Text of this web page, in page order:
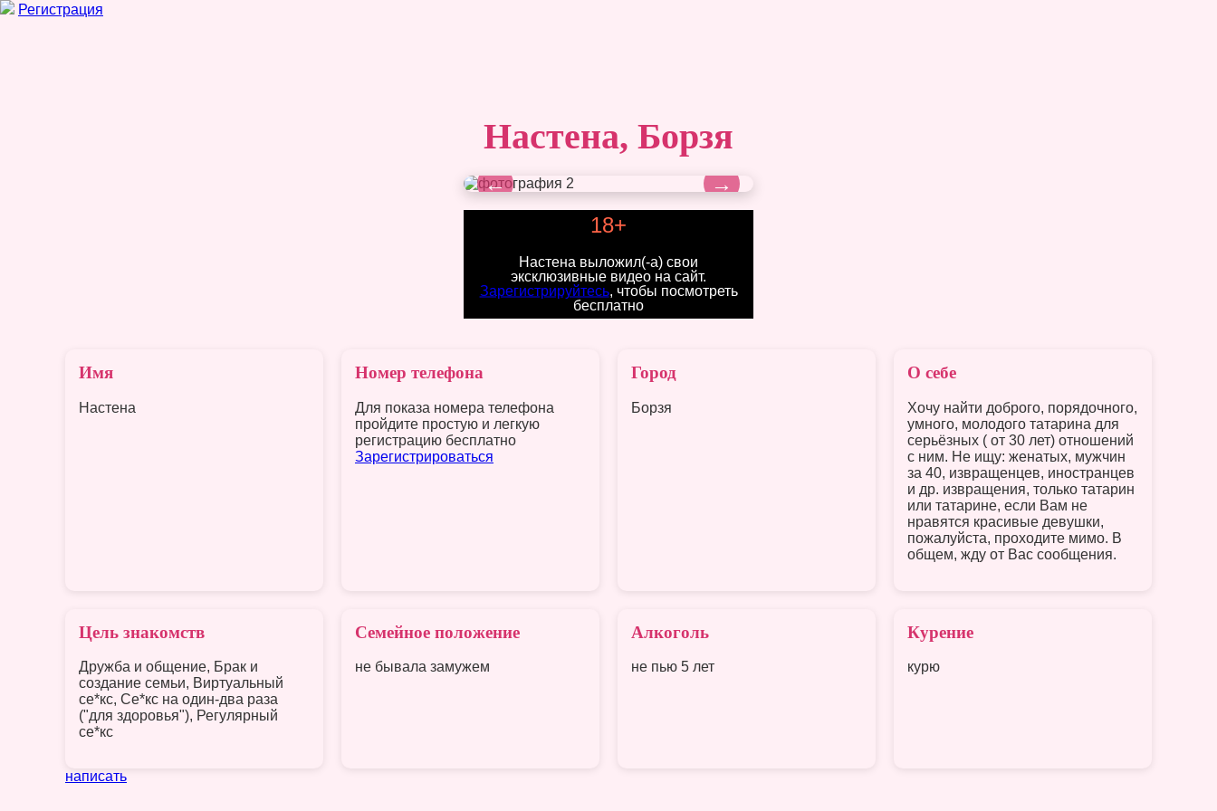
Регистрация
Настена, Борзя
←
→
18+
Настена выложил(-а) свои
эксклюзивные видео на сайт.
Зарегистрируйтесь, чтобы посмотреть
бесплатно
Имя
Настена
Номер телефона
Для показа номера телефона
пройдите простую и легкую
регистрацию бесплатно
Зарегистрироваться
Город
Борзя
О себе
Хочу найти доброго, порядочного,
умного, молодого татарина для
серьёзных ( от 30 лет) отношений
с ним. Не ищу: женатых, мужчин
за 40, извращенцев, иностранцев
и др. извращения, только татарин
или татарине, если Вам не
нравятся красивые девушки,
пожалуйста, проходите мимо. В
общем, жду от Вас сообщения.
Цель знакомств
Дружба и общение, Брак и
создание семьи, Виртуальный
се*кс, Се*кс на один-два раза
("для здоровья"), Регулярный
се*кс
Семейное положение
не бывала замужем
Алкоголь
не пью 5 лет
Курение
курю
написать